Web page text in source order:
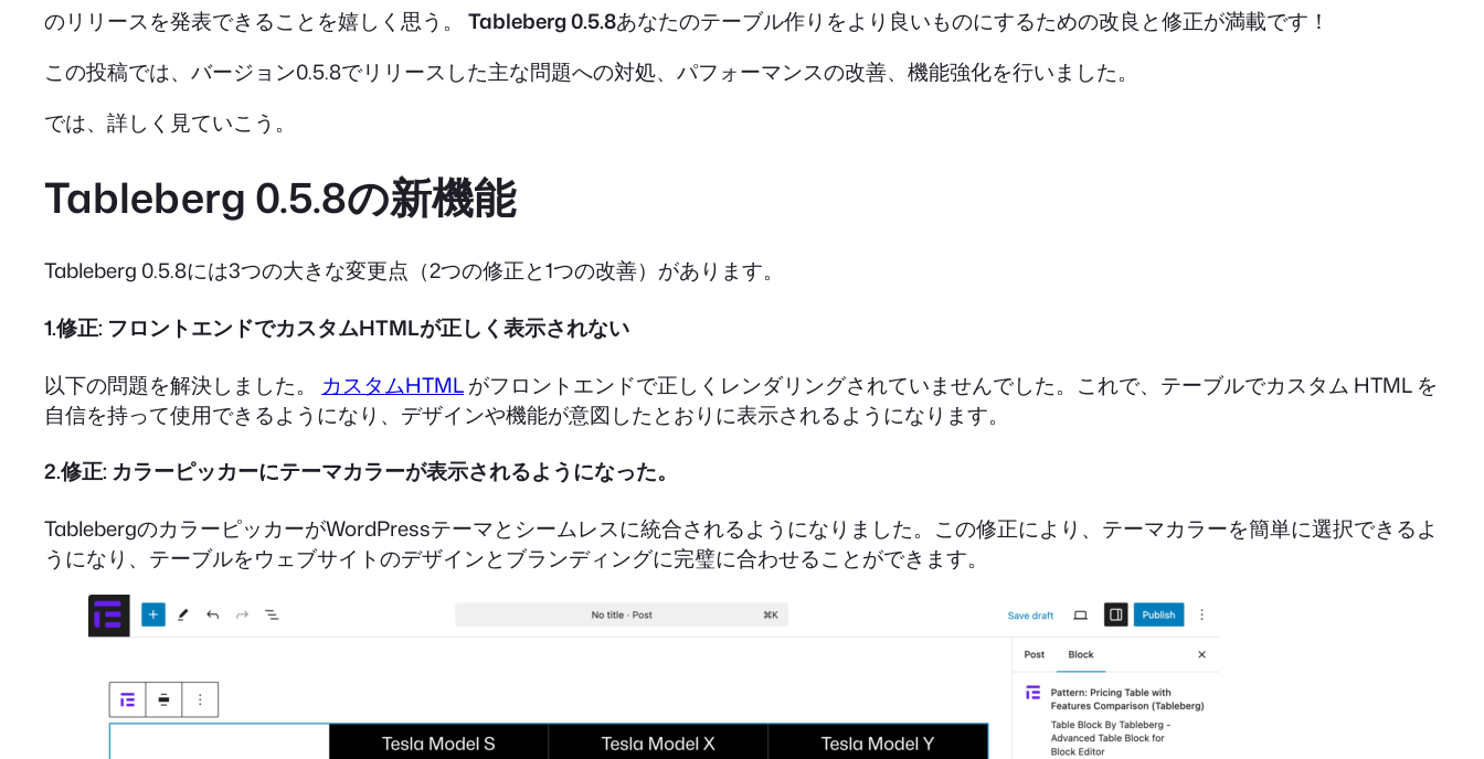
のリリースを発表できることを嬉しく思う。 Tableberg 0.5.8あなたのテーブル作りをより良いものにするための改良と修正が満載です！
この投稿では、バージョン0.5.8でリリースした主な問題への対処、パフォーマンスの改善、機能強化を行いました。
では、詳しく見ていこう。
Tableberg 0.5.8の新機能
Tableberg 0.5.8には3つの大きな変更点（2つの修正と1つの改善）があります。
1.修正: フロントエンドでカスタムHTMLが正しく表示されない
以下の問題を解決しました。 カスタムHTMLがフロントエンドで正しくレンダリングされていませんでした。これで、テーブルでカスタム HTML を
自信を持って使用できるようになり、デザインや機能が意図したとおりに表示されるようになります。
2.修正: カラーピッカーにテーマカラーが表示されるようになった。
TablebergのカラーピッカーがWordPressテーマとシームレスに統合されるようになりました。この修正により、テーマカラーを簡単に選択できるよ
うになり、テーブルをウェブサイトのデザインとブランディングに完璧に合わせることができます。